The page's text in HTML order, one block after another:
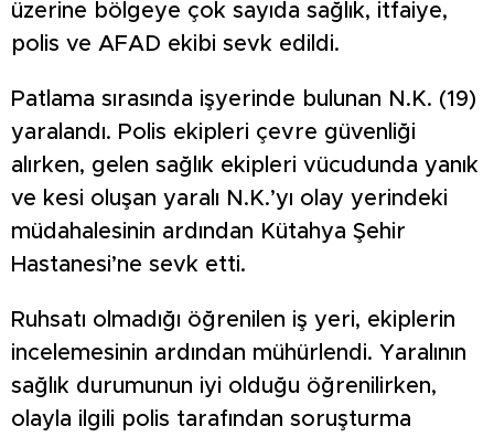
üzerine bölgeye çok sayıda sağlık, itfaiye,
polis ve AFAD ekibi sevk edildi.
Patlama sırasında işyerinde bulunan N.K. (19)
yaralandı. Polis ekipleri çevre güvenliği
alırken, gelen sağlık ekipleri vücudunda yanık
ve kesi oluşan yaralı N.K.’yı olay yerindeki
müdahalesinin ardından Kütahya Şehir
Hastanesi’ne sevk etti.
Ruhsatı olmadığı öğrenilen iş yeri, ekiplerin
incelemesinin ardından mühürlendi. Yaralının
sağlık durumunun iyi olduğu öğrenilirken,
olayla ilgili polis tarafından soruşturma